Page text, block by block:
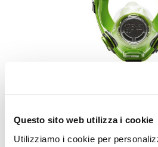
Questo sito web utilizza i cookie
Utilizziamo i cookie per
Vai
all'inizio
SKU MASC25